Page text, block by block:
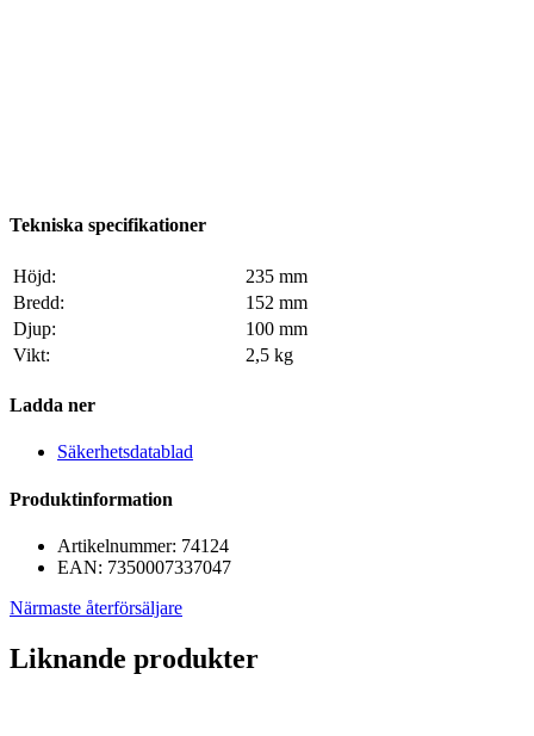
Tekniska specifikationer
Höjd:
235 mm
Bredd:
152 mm
Djup:
100 mm
Vikt:
2,5 kg
Ladda ner
Säkerhetsdatablad
Produktinformation
Artikelnummer: 74124
EAN: 7350007337047
Närmaste återförsäljare
Liknande produkter